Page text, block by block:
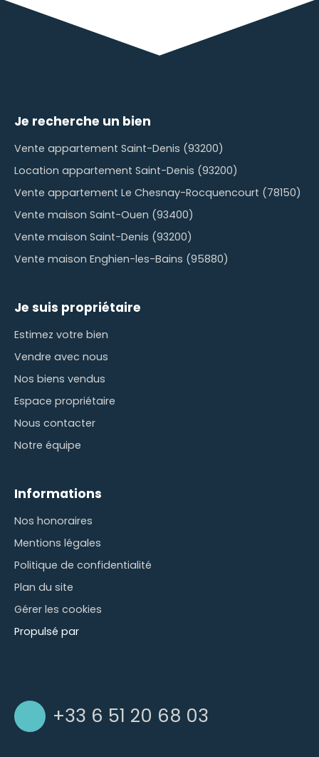
Je recherche un bien
Vente appartement Saint-Denis (93200)
Location appartement Saint-Denis (93200)
Vente appartement Le Chesnay-Rocquencourt (78150)
Vente maison Saint-Ouen (93400)
Vente maison Saint-Denis (93200)
Vente maison Enghien-les-Bains (95880)
Je suis propriétaire
Estimez votre bien
Vendre avec nous
Nos biens vendus
Espace propriétaire
Nous contacter
Notre équipe
Informations
Nos honoraires
Mentions légales
Politique de confidentialité
Plan du site
Gérer les cookies
Propulsé par
+33 6 51 20 68 03